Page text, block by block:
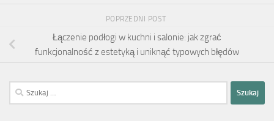
POPRZEDNI POST
Łączenie podłogi w kuchni i salonie: jak zgrać
funkcjonalność z estetyką i uniknąć typowych błędów
Szukaj: